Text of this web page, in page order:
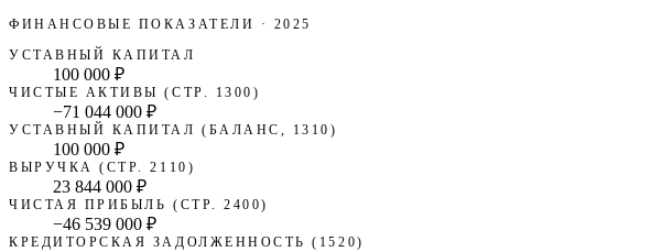
ФИНАНСОВЫЕ ПОКАЗАТЕЛИ · 2025
УСТАВНЫЙ КАПИТАЛ
100 000 ₽
ЧИСТЫЕ АКТИВЫ (СТР. 1300)
−71 044 000 ₽
УСТАВНЫЙ КАПИТАЛ (БАЛАНС, 1310)
100 000 ₽
ВЫРУЧКА (СТР. 2110)
23 844 000 ₽
ЧИСТАЯ ПРИБЫЛЬ (СТР. 2400)
−46 539 000 ₽
КРЕДИТОРСКАЯ ЗАДОЛЖЕННОСТЬ (1520)